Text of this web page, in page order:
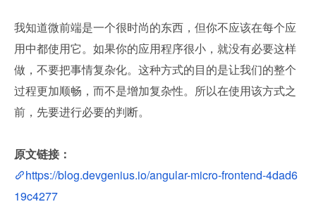
我知道微前端是一个很时尚的东西，但你不应该在每个应
用中都使用它。如果你的应用程序很小，就没有必要这样
做，不要把事情复杂化。这种方式的目的是让我们的整个
过程更加顺畅，而不是增加复杂性。所以在使用该方式之
前，先要进行必要的判断。
原文链接：
https://blog.devgenius.io/angular-micro-frontend-4dad6
19c4277